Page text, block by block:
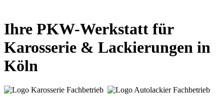
Ihre PKW-Werkstatt für
Karosserie & Lackierungen in
Köln